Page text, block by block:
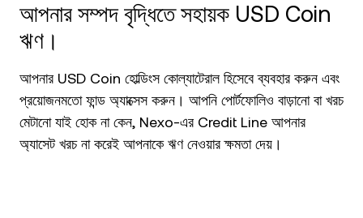
Solana SOL
সব অ্যাসেট ব্রাউজ করুন
আপনার সম্পদ বৃদ্ধিতে সহায়ক USD Coin
ঋণ।
আপনার USD Coin হোল্ডিংস কোল্যাটেরাল হিসেবে ব্যবহার করুন এবং
প্রয়োজনমতো ফান্ড অ্যাক্সেস করুন। আপনি পোর্টফোলিও বাড়ানো বা খরচ
মেটানো যাই হোক না কেন, Nexo-এর Credit Line আপনার
অ্যাসেট খরচ না করেই আপনাকে ঋণ নেওয়ার ক্ষমতা দেয়।